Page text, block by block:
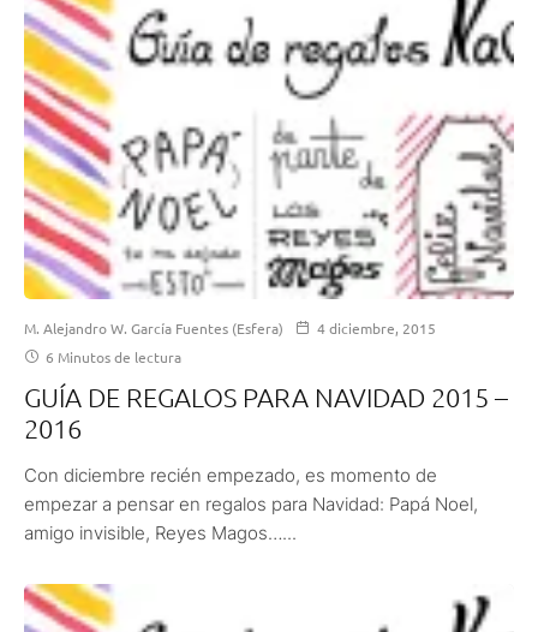
M. Alejandro W. García Fuentes (Esfera)
4 diciembre, 2015
6 Minutos de lectura
GUÍA DE REGALOS PARA NAVIDAD 2015 –
2016
Con diciembre recién empezado, es momento de
empezar a pensar en regalos para Navidad: Papá Noel,
amigo invisible, Reyes Magos…...